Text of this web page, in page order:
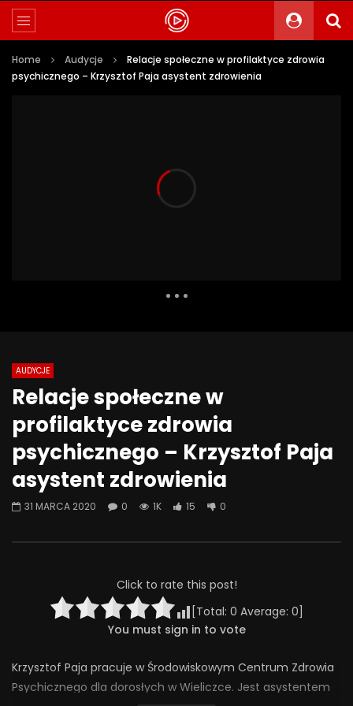
Home Audycje
Relacje społeczne w profilaktyce zdrowia
psychicznego – Krzysztof Paja asystent zdrowienia
Korzyści z psychoterapii – jak
terapia może mi pomóc? – dr hab.
Jarosław Michałowski, Zofia Szynal
2 GRUDNIA 2024
0
3.2K 80 0
konfliktu – Paulina
7 CZERWCA 2024
0
2.3K 49
AUDYCJE
Relacje społeczne w
profilaktyce zdrowia
psychicznego – Krzysztof Paja
asystent zdrowienia
31 MARCA 2020 0 1K 15 0
Click to rate this post!
[Total: 0 Average: 0]
You must sign in to vote
Krzysztof Paja pracuje w Środowiskowym Centrum Zdrowia
Psychicznego dla dorosłych w Wieliczce. Jest asystentem